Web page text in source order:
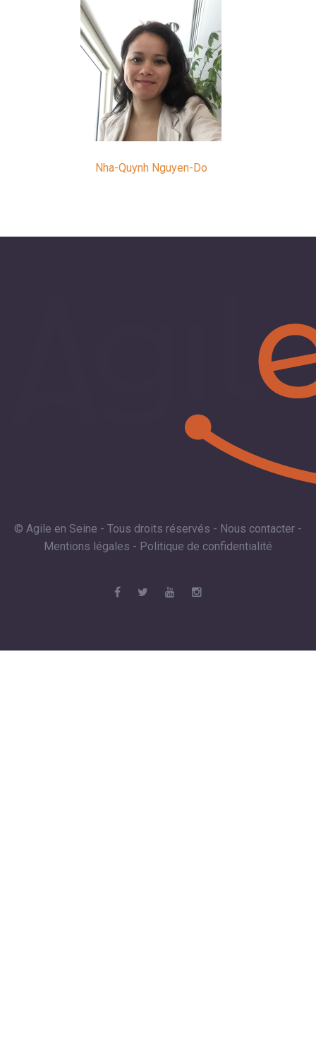
Nha-Quynh Nguyen-Do
© Agile en Seine - Tous droits réservés - Nous contacter -
Mentions légales - Politique de confidentialité